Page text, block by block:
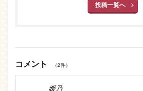
投稿一覧へ
コメント （2件）
媛乃